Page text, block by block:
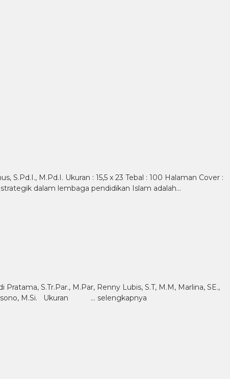
M.Pd.I. Ukuran : 15,5 x 23 Tebal : 100 Halaman Cover :
dalam lembaga pendidikan Islam adalah…
S.Tr.Par., M.Par, Renny Lubis, S.T, M.M, Marlina, SE.,
Saksono, M.Si. Ukuran … selengkapnya